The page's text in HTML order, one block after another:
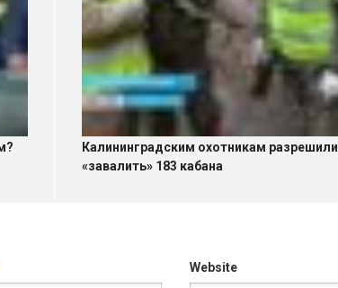
Калининградским охотникам разрешили
«завалить» 183 кабана
Website